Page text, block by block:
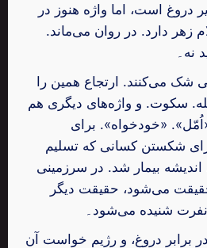
دروغ است، اما واژه هنوز در
دارد. در روان می‌ماند.
شک می‌کنند. ارتجاع همین را
سکوت. و واژه‌های دیگری هم
«خودخواه». برای
شکستن کسانی که تسلیم
بیمار شد. در سرزمینی
می‌شود، حقیقت دیگر
شنیده می‌شود۔
برابر دروغ، و رژیم خواست آن